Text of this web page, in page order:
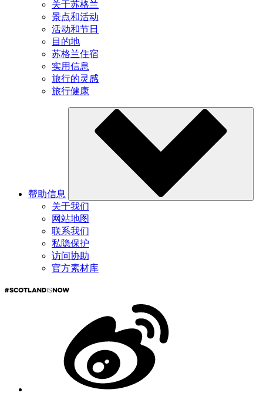
关于苏格兰
景点和活动
活动和节日
目的地
苏格兰住宿
实用信息
旅行的灵感
旅行健康
帮助信息
关于我们
网站地图
联系我们
私隐保护
访问协助
官方素材库